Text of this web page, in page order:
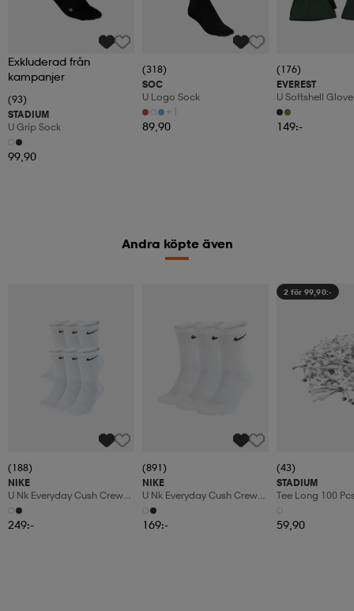
Exkluderad från
kampanjer
(93)
STADIUM
U Grip Sock
99,90
(318)
SOC
U Logo Sock
+1
89,90
(176)
EVEREST
U Softshell Glove
149:-
Andra köpte även
(188)
NIKE
U Nk Everyday Cush Crew
6pr-Bd
249:-
(891)
NIKE
U Nk Everyday Cush Crew
3pr
169:-
2 för 99,90:-
(43)
STADIUM
Tee Long 100
59,90